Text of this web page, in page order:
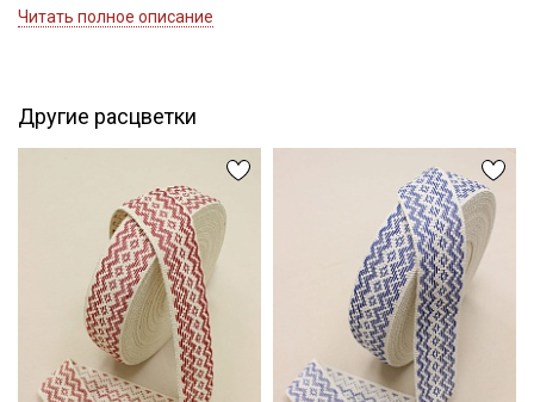
Цветопередача может отличаться от оригинального цвета
Читать полное описание
Другие расцветки
Электронная почта
Подписаться
Ознакомлен(а) сПолитикой обработки персональных
данныхи даюСогласие на обработку персональных
данных
ДаюСогласие на получение рекламных и
информационных рассылок